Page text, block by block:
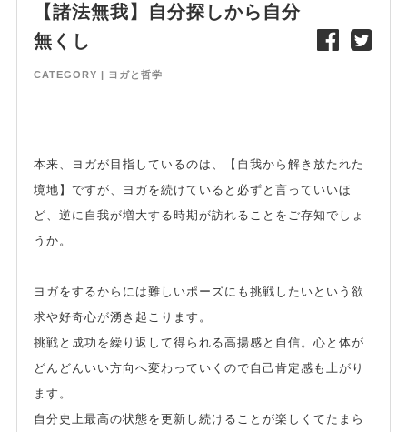
【諸法無我】自分探しから自分
無くし
CATEGORY | ヨガと哲学
本来、ヨガが目指しているのは、【自我から解き放たれた
境地】ですが、ヨガを続けていると必ずと言っていいほ
ど、逆に自我が増大する時期が訪れることをご存知でしょ
うか。
ヨガをするからには難しいポーズにも挑戦したいという欲
求や好奇心が湧き起こります。
挑戦と成功を繰り返して得られる高揚感と自信。心と体が
どんどんいい方向へ変わっていくので自己肯定感も上がり
ます。
自分史上最高の状態を更新し続けることが楽しくてたまら